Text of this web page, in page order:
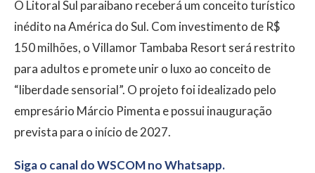
O Litoral Sul paraibano receberá um conceito turístico
inédito na América do Sul. Com investimento de R$
150 milhões, o Villamor Tambaba Resort será restrito
para adultos e promete unir o luxo ao conceito de
“liberdade sensorial”. O projeto foi idealizado pelo
empresário Márcio Pimenta e possui inauguração
prevista para o início de 2027.
Siga o canal do WSCOM no Whatsapp.